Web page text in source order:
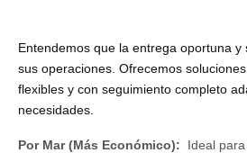
Entendemos que la entrega oportuna y
sus operaciones. Ofrecemos
flexibles y con seguimiento completo
necesidades.
Por Mar (Más Económico):
Ideal